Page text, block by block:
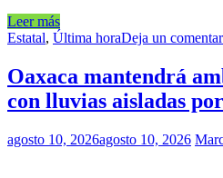
Leer más
Estatal, Última horaDeja un
Oaxaca mantendrá
con lluvias aisladas
agosto 10, 2026agosto 10, 2026